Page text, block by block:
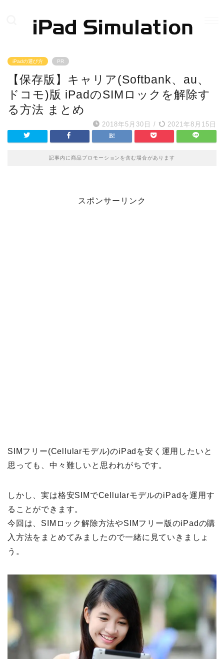
iPadの選び方 PR
【保存版】キャリア(Softbank、au、
ドコモ)版 iPadのSIMロックを解除す
る方法 まとめ
2018年5月30日 / 2021年8月15日
記事内に商品プロモーションを含む場合があります
スポンサーリンク
SIMフリー(Cellularモデル)のiPadを安く運用したいと
思っても、中々難しいと思われがちです。
しかし、実は格安SIMでCellularモデルのiPadを運用す
ることができます。
今回は、SIMロック解除方法やSIMフリー版のiPadの購
入方法をまとめてみましたので一緒に見ていきましょ
う。